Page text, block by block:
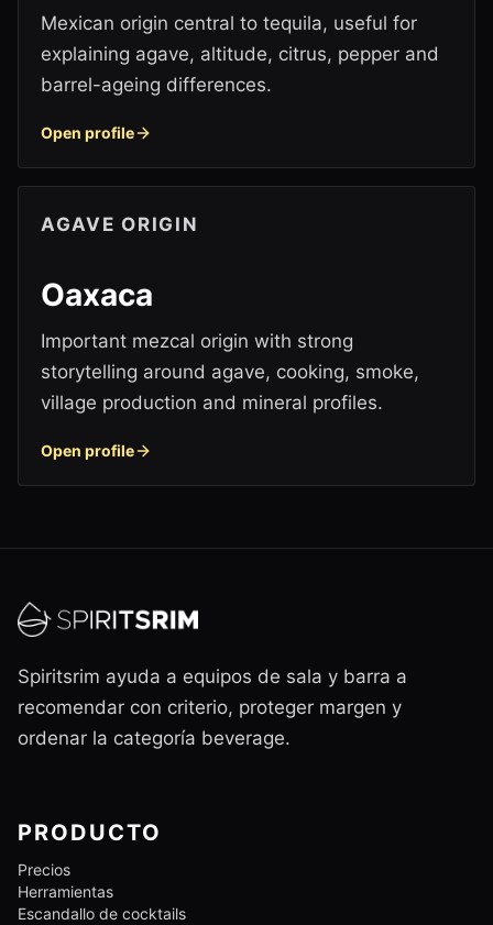
Mexican origin central to tequila, useful for
explaining agave, altitude, citrus, pepper and
barrel-ageing differences.
Open profile
AGAVE ORIGIN
Oaxaca
Important mezcal origin with strong
storytelling around agave, cooking, smoke,
village production and mineral profiles.
Open profile
Spiritsrim ayuda a equipos de sala y barra a
recomendar con criterio, proteger margen y
ordenar la categoría beverage.
PRODUCTO
Precios
Herramientas
Escandallo de cocktails